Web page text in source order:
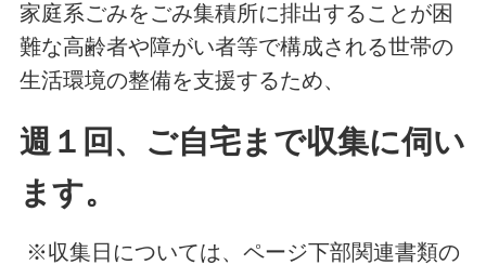
家庭系ごみをごみ集積所に排出することが困
難な高齢者や障がい者等で構成される世帯の
生活環境の整備を支援するため、
週１回、ご自宅まで収集に伺い
ます。
※収集日については、ページ下部関連書類の